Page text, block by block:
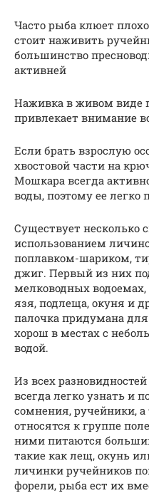
Часто рыба клюет
стоит наживить
большинство
активней
Наживка в живом виде
привлекает внимание
Если брать взрослую
хвостовой части на
Мошкара всегда
воды, поэтому ее
Существует несколько
использованием
поплавком-шариком,
джиг. Первый из них
мелководных
язя, подлеща, окуня и
палочка придумана
хорош в местах с
водой.
Из всех
всегда легко узнать и
сомнения, ручейники,
относятся к группе
ними питаются
такие как лещ, окунь
личинки ручейников
форели, рыба ест их